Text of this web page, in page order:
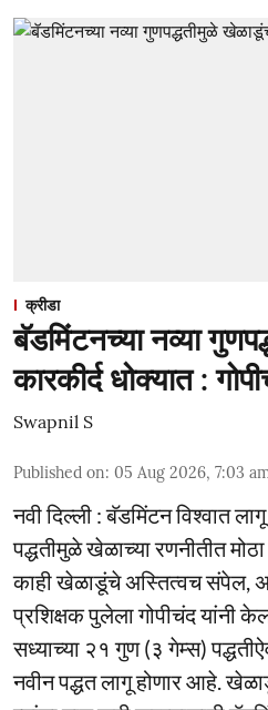
क्रीडा
बॅडमिंटनच्या नव्या
कारकीर्द धोक्यात :
Swapnil S
Published on: 05 Aug 2026, 7:03
नवी दिल्ली : बॅडमिंटन विश्वात
पद्धतीमुळे खेळाच्या रणनीतीत
काही खेळाडूंचे अस्तित्वच संपेल,
प्रशिक्षक पुलेला गोपीचंद यांनी
सध्याच्या २१ गुण (३ गेम्स)
नवीन पद्धत लागू होणार आहे.